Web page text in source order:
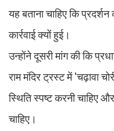
यह बताना चाहिए कि
कार्रवाई क्यों हुई।
उन्होंने दूसरी मांग की कि
राम मंदिर ट्रस्ट में 'चढ़ावा
स्थिति स्पष्ट करनी चाहिए
चाहिए।